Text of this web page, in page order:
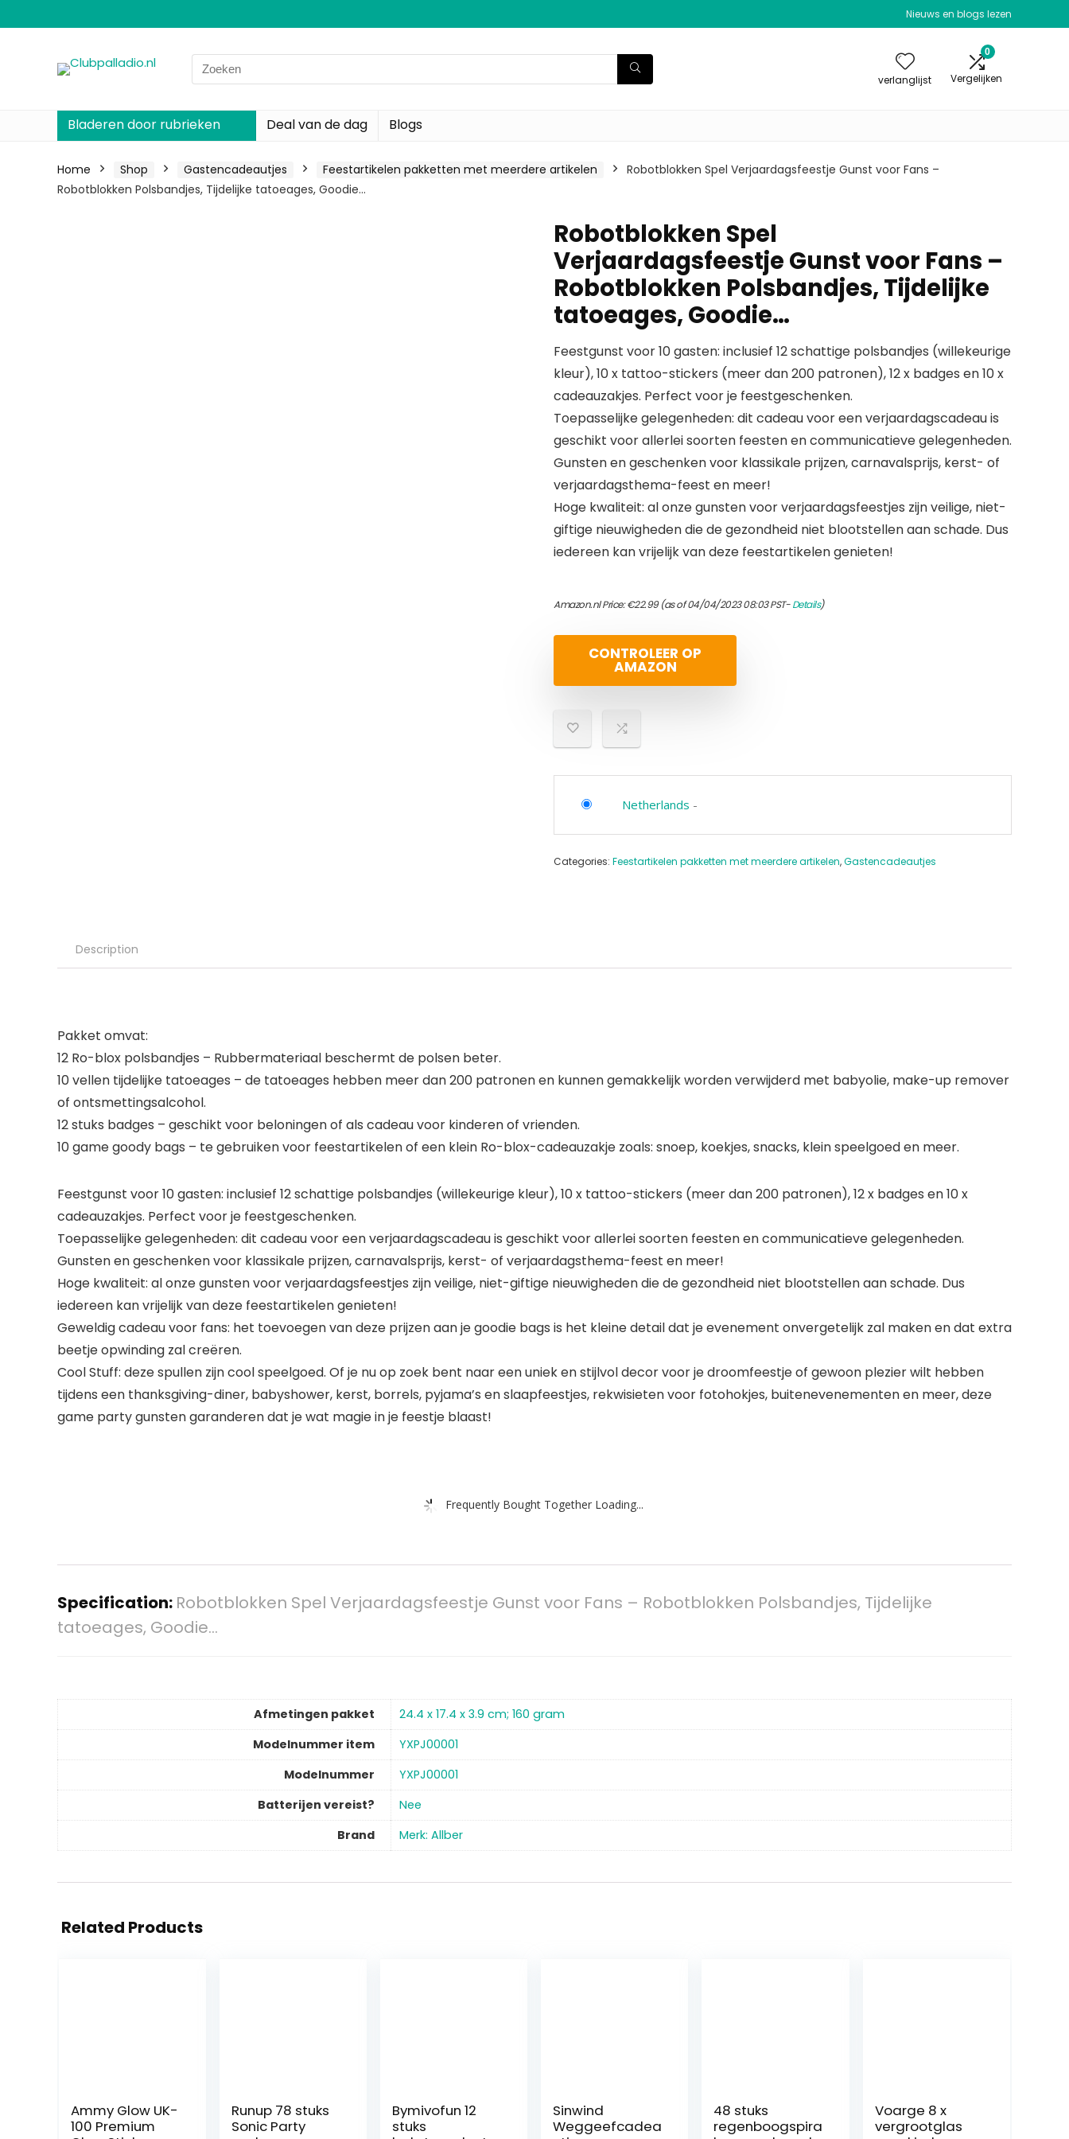
Nieuws en blogs lezen
Search
for:
verlanglijst
0
Vergelijken
Bladeren door rubrieken Deal van de dag Blogs
Home Shop Gastencadeautjes Feestartikelen pakketten met meerdere artikelen
Robotblokken Spel Verjaardagsfeestje Gunst voor Fans –
Robotblokken Polsbandjes, Tijdelijke tatoeages, Goodie…
Robotblokken Spel
Verjaardagsfeestje Gunst voor Fans –
Robotblokken Polsbandjes, Tijdelijke
tatoeages, Goodie…
Feestgunst voor 10 gasten: inclusief 12 schattige polsbandjes (willekeurige
kleur), 10 x tattoo-stickers (meer dan 200 patronen), 12 x badges en 10 x
cadeauzakjes. Perfect voor je feestgeschenken.
Toepasselijke gelegenheden: dit cadeau voor een verjaardagscadeau is
geschikt voor allerlei soorten feesten en communicatieve gelegenheden.
Gunsten en geschenken voor klassikale prijzen, carnavalsprijs, kerst- of
verjaardagsthema-feest en meer!
Hoge kwaliteit: al onze gunsten voor verjaardagsfeestjes zijn veilige, niet-
giftige nieuwigheden die de gezondheid niet blootstellen aan schade. Dus
iedereen kan vrijelijk van deze feestartikelen genieten!
Amazon.nl Price:€22.99(as of 04/04/2023 08:03 PST-Details)
CONTROLEER OP
AMAZON
Netherlands -
Categories: Feestartikelen pakketten met meerdere artikelen,Gastencadeautjes
Description
Pakket omvat:
12 Ro-blox polsbandjes – Rubbermateriaal beschermt de polsen beter.
10 vellen tijdelijke tatoeages – de tatoeages hebben meer dan 200 patronen en kunnen gemakkelijk worden verwijderd met babyolie, make-up remover
of ontsmettingsalcohol.
12 stuks badges – geschikt voor beloningen of als cadeau voor kinderen of vrienden.
10 game goody bags – te gebruiken voor feestartikelen of een klein Ro-blox-cadeauzakje zoals: snoep, koekjes, snacks, klein speelgoed en meer.
Feestgunst voor 10 gasten: inclusief 12 schattige polsbandjes (willekeurige kleur), 10 x tattoo-stickers (meer dan 200 patronen), 12 x badges en 10 x
cadeauzakjes. Perfect voor je feestgeschenken.
Toepasselijke gelegenheden: dit cadeau voor een verjaardagscadeau is geschikt voor allerlei soorten feesten en communicatieve gelegenheden.
Gunsten en geschenken voor klassikale prijzen, carnavalsprijs, kerst- of verjaardagsthema-feest en meer!
Hoge kwaliteit: al onze gunsten voor verjaardagsfeestjes zijn veilige, niet-giftige nieuwigheden die de gezondheid niet blootstellen aan schade. Dus
iedereen kan vrijelijk van deze feestartikelen genieten!
Geweldig cadeau voor fans: het toevoegen van deze prijzen aan je goodie bags is het kleine detail dat je evenement onvergetelijk zal maken en dat extra
beetje opwinding zal creëren.
Cool Stuff: deze spullen zijn cool speelgoed. Of je nu op zoek bent naar een uniek en stijlvol decor voor je droomfeestje of gewoon plezier wilt hebben
tijdens een thanksgiving-diner, babyshower, kerst, borrels, pyjama’s en slaapfeestjes, rekwisieten voor fotohokjes, buitenevenementen en meer, deze
game party gunsten garanderen dat je wat magie in je feestje blaast!
Frequently Bought Together Loading...
Specification: Robotblokken Spel Verjaardagsfeestje Gunst voor Fans – Robotblokken Polsbandjes, Tijdelijke
tatoeages, Goodie…
Afmetingen pakket
‎24.4 x 17.4 x 3.9 cm; 160 gram
Modelnummer item
‎YXPJ00001
Modelnummer
‎YXPJ00001
Batterijen vereist?
‎Nee
Brand
Merk: Allber
Related Products
Ammy Glow UK-
100 Premium
Runup 78 stuks
Sonic Party
Bymivofun 12
stuks
Sinwind
Weggeefcadea
48 stuks
regenboogspira
Voarge 8 x
vergrootglas